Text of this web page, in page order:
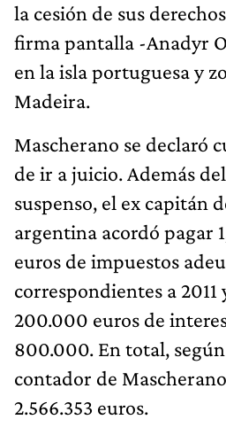
la cesión de sus
firma pantalla -Anadyr
en la isla portuguesa y
Madeira.
Mascherano se declaró
de ir a juicio. Además
suspenso, el ex capitán
argentina acordó pagar
euros de impuestos
correspondientes a 2011
200.000 euros de
800.000. En total,
contador de
2.566.353 euros.